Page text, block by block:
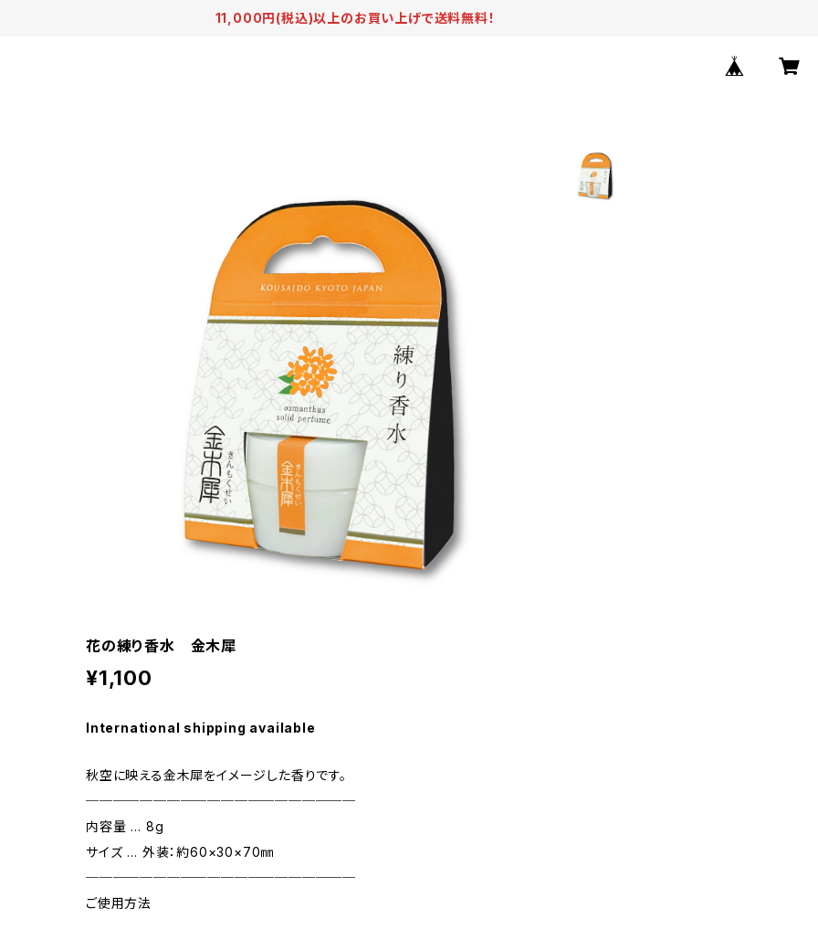
11,000円(税込)以上のお買い上げで送料無料！
花の練り香水 金木犀
¥1,100
International shipping available
秋空に映える金木犀をイメージした香りです。
────────────────────
内容量 … 8g
サイズ … 外装：約60×30×70㎜
────────────────────
ご使用方法